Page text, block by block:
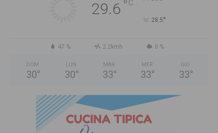
29.6 ° C
28.5°
47 % 2.2kmh 0 %
DOM
30°
LUN
30°
MAR
33°
MER
33°
GIO
33°